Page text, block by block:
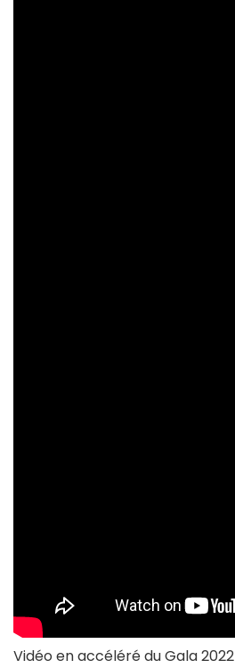
Vidéo en accéléré du Gala 2022